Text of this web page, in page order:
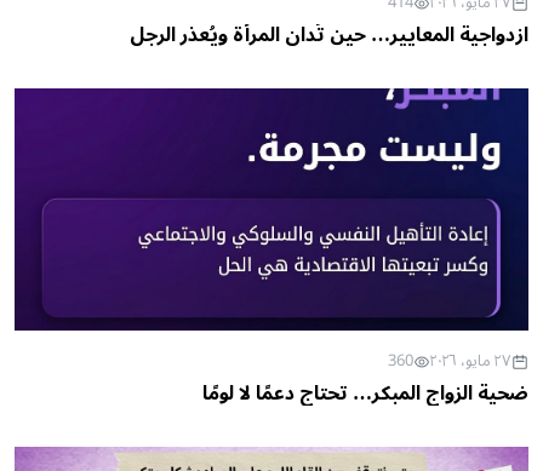
ازدواجية المعايير… حين تُدان المرأة ويُعذر الرجل
٢٧ مايو، ٢٠٢٦ 360
ضحية الزواج المبكر… تحتاج دعمًا لا لومًا